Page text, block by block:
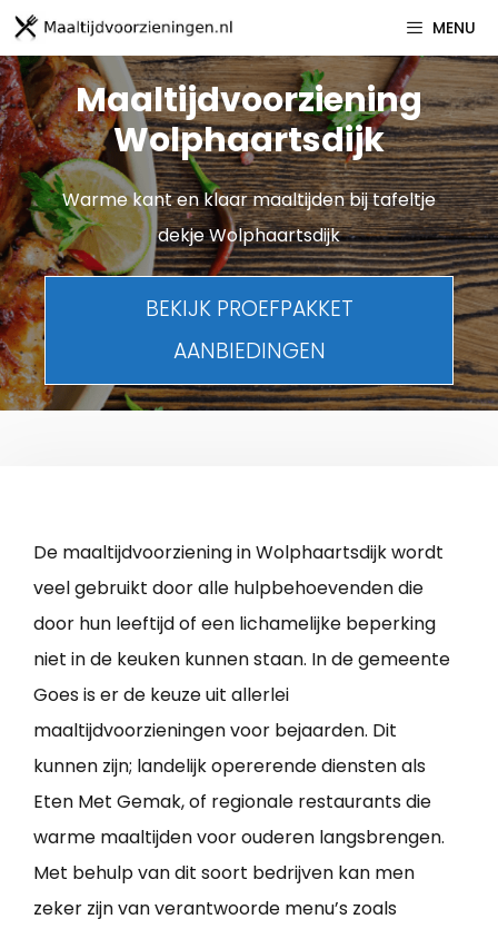
Spring
naar
inhoud
MENU
Maaltijdvoorziening
Wolphaartsdijk
Warme kant en klaar maaltijden bij tafeltje
dekje Wolphaartsdijk
BEKIJK PROEFPAKKET
AANBIEDINGEN
De maaltijdvoorziening in Wolphaartsdijk wordt
veel gebruikt door alle hulpbehoevenden die
door hun leeftijd of een lichamelijke beperking
niet in de keuken kunnen staan. In de gemeente
Goes is er de keuze uit allerlei
maaltijdvoorzieningen voor bejaarden. Dit
kunnen zijn; landelijk opererende diensten als
Eten Met Gemak, of regionale restaurants die
warme maaltijden voor ouderen langsbrengen.
Met behulp van dit soort bedrijven kan men
zeker zijn van verantwoorde menu’s zoals